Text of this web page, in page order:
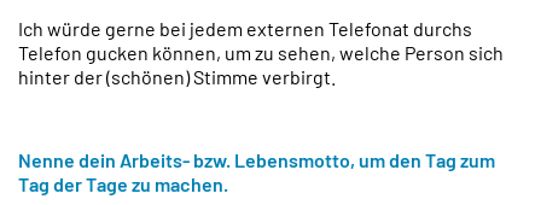
Ich würde gerne bei jedem externen Telefonat durchs
Telefon gucken können, um zu sehen, welche Person sich
hinter der (schönen) Stimme verbirgt.
Nenne dein Arbeits- bzw. Lebensmotto, um den Tag zum
Tag der Tage zu machen.